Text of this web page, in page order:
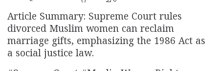
Article Summary: Supreme Court rules
divorced Muslim women can reclaim
marriage gifts, emphasizing the 1986 Act as
a social justice law.